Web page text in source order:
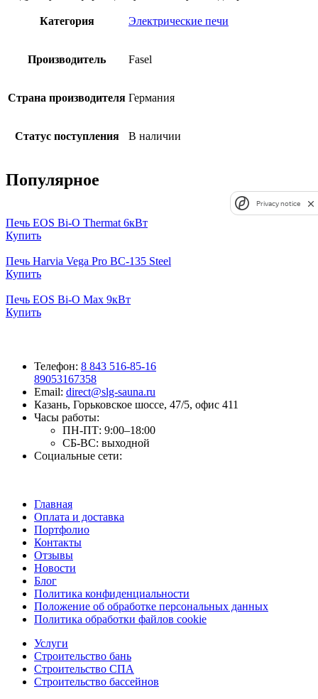
Категория Электрические печи
Производитель Fasel
Страна производителя Германия
Статус поступления В наличии
Популярное
Печь EOS Bi-O Thermat 6кВт
Купить
Печь Harvia Vega Pro BC-135 Steel
Купить
Печь EOS Bi-O Max 9кВт
Купить
Телефон: 8 843 516-85-16
89053167358
Email: direct@slg-sauna.ru
Казань, Горьковское шоссе, 47/5, офис 411
Часы работы:
ПН-ПТ: 9:00–18:00
СБ-ВС: выходной
Социальные сети:
Главная
Оплата и доставка
Портфолио
Контакты
Отзывы
Новости
Блог
Политика конфиденциальности
Положение об обработке персональных данных
Политика обработки файлов cookie
Услуги
Строительство бань
Строительство СПА
Строительство бассейнов
Privacy notice